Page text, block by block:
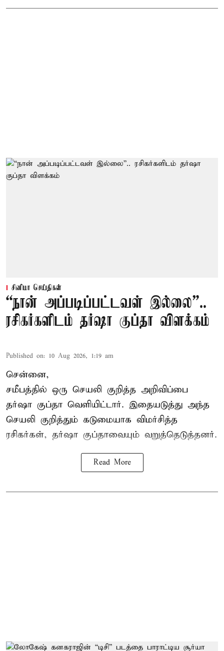
சினிமா செய்திகள்
“நான் அப்படிப்பட்டவள் இல்லை”..
ரசிகர்களிடம் தர்ஷா குப்தா விளக்கம்
Published on: 10 Aug 2026, 1:19 am
சென்னை,
சமீபத்தில் ஒரு செயலி குறித்த அறிவிப்பை
தர்ஷா குப்தா வெளியிட்டார். இதையடுத்து அந்த
செயலி குறித்தும் கடுமையாக விமர்சித்த
ரசிகர்கள், தர்ஷா குப்தாவையும் வறுத்தெடுத்தனர்.
Read More